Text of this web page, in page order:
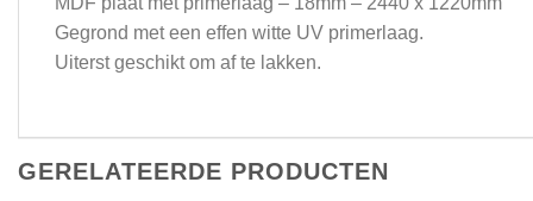
Gegrond met een effen witte UV primerlaag.
Uiterst geschikt om af te lakken.
GERELATEERDE PRODUCTEN